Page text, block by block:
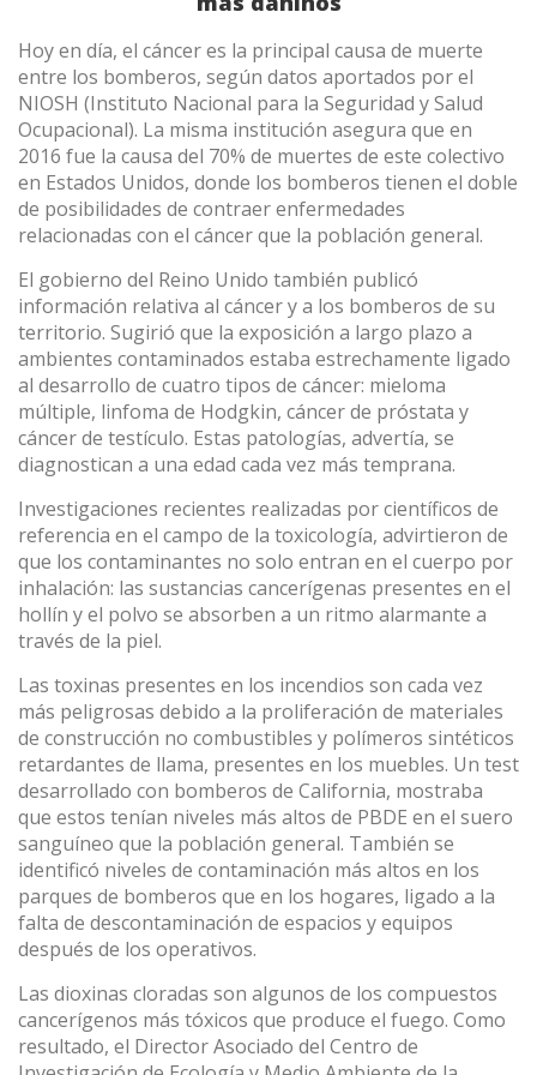
ES EN FR DE IT PT
(+34) 93 867 87 79
Contáctanos
Hoy en día, el cáncer es la principal causa de muerte
entre los bomberos, según datos aportados por el
NIOSH (Instituto Nacional para la Seguridad y Salud
Ocupacional). La misma institución asegura que en
2016 fue la causa del 70% de muertes de este colectivo
en Estados Unidos, donde los bomberos tienen el doble
de posibilidades de contraer enfermedades
relacionadas con el cáncer que la población general.
El gobierno del Reino Unido también publicó
información relativa al cáncer y a los bomberos de su
territorio. Sugirió que la exposición a largo plazo a
ambientes contaminados estaba estrechamente ligado
al desarrollo de cuatro tipos de cáncer: mieloma
múltiple, linfoma de Hodgkin, cáncer de próstata y
cáncer de testículo. Estas patologías, advertía, se
diagnostican a una edad cada vez más temprana.
Investigaciones recientes realizadas por científicos de
referencia en el campo de la toxicología, advirtieron de
que los contaminantes no solo entran en el cuerpo por
inhalación: las sustancias cancerígenas presentes en el
hollín y el polvo se absorben a un ritmo alarmante a
través de la piel.
Las toxinas presentes en los incendios son cada vez
más peligrosas debido a la proliferación de materiales
de construcción no combustibles y polímeros sintéticos
retardantes de llama, presentes en los muebles. Un test
desarrollado con bomberos de California, mostraba
que estos tenían niveles más altos de PBDE en el suero
sanguíneo que la población general. También se
identificó niveles de contaminación más altos en los
parques de bomberos que en los hogares, ligado a la
falta de descontaminación de espacios y equipos
después de los operativos.
Las dioxinas cloradas son algunos de los compuestos
cancerígenos más tóxicos que produce el fuego. Como
resultado, el Director Asociado del Centro de
Modificar cookies
Técnicas y funcionales
Siempre activas
Este sitio web utiliza Cookies propias para recopilar
información con la finalidad de mejorar nuestros servicios.
Si continua navegando, supone la aceptación de la
instalación de las mismas. El usuario tiene la posibilidad
de configurar su navegador pudiendo, si así lo desea,
impedir que sean instaladas en su disco duro, aunque
deberá tener en cuenta que dicha acción podrá ocasionar
dificultades de navegación de la página web.